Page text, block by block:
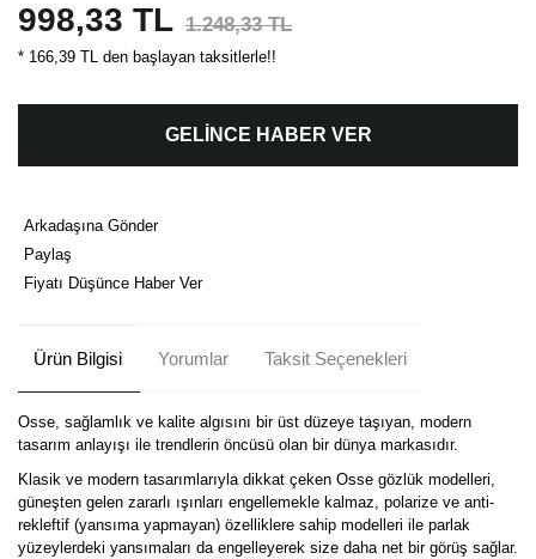
998,33 TL 1.248,33 TL
* 166,39 TL den başlayan taksitlerle!!
GELİNCE HABER VER
Arkadaşına Gönder
Paylaş
Fiyatı Düşünce Haber Ver
Ürün Bilgisi Yorumlar Taksit Seçenekleri
Osse, sağlamlık ve kalite algısını bir üst düzeye taşıyan, modern
tasarım anlayışı ile trendlerin öncüsü olan bir dünya markasıdır.
Klasik ve modern tasarımlarıyla dikkat çeken Osse gözlük modelleri,
güneşten gelen zararlı ışınları engellemekle kalmaz, polarize ve anti-
rekleftif (yansıma yapmayan) özelliklere sahip modelleri ile parlak
yüzeylerdeki yansımaları da engelleyerek size daha net bir görüş sağlar.